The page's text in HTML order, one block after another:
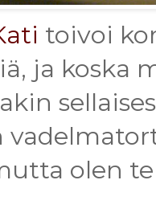
toivoi
ja koska
olen